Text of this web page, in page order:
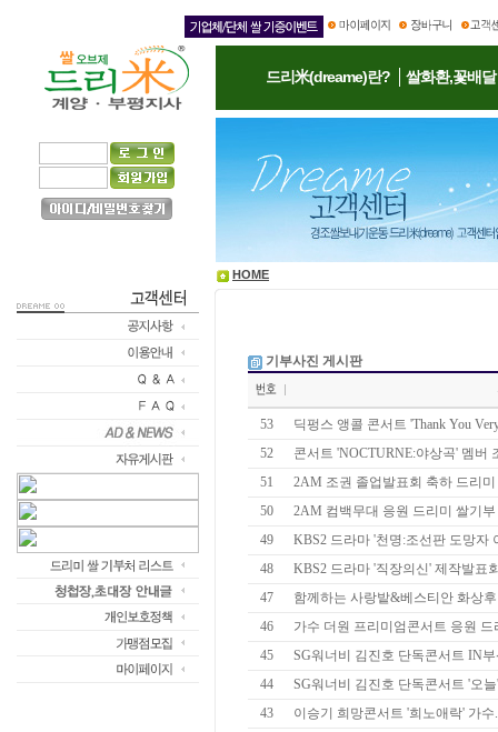
드리米(dreame)란? 쌀화환,꽃배
HOME
기부사진 게시판
53
딕펑스 앵콜 콘서트 'Thank You
52
콘서트 'NOCTURNE:야상곡' 멤버
51
2AM 조권 졸업발표회 축하 드리
50
2AM 컴백무대 응원 드리미 쌀기부
49
KBS2 드라마 '천명:조선판 도망자
48
KBS2 드라마 '직장의신' 제작발표
47
함께하는 사랑밭&베스티안 화상
46
가수 더원 프리미엄콘서트 응원 드
45
SG워너비 김진호 단독콘서트 IN
44
SG워너비 김진호 단독콘서트 '오
43
이승기 희망콘서트 '희노애락' 가